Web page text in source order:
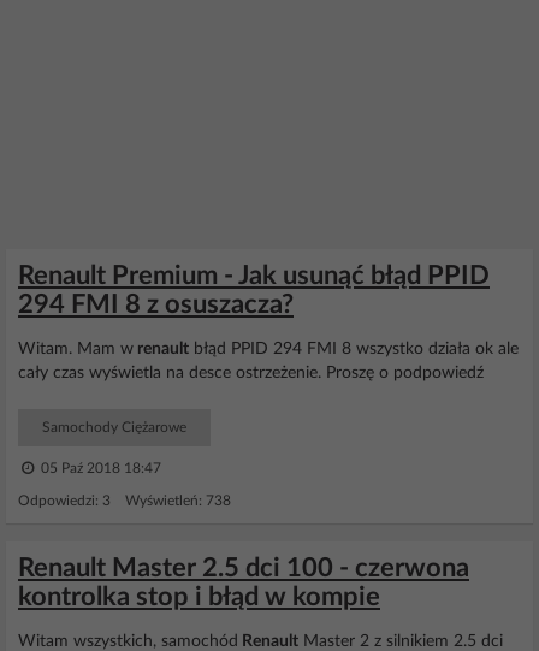
Renault Premium - Jak usunąć błąd PPID
294 FMI 8 z osuszacza?
Witam. Mam w renault błąd PPID 294 FMI 8 wszystko działa ok ale
cały czas wyświetla na desce ostrzeżenie. Proszę o podpowiedź
Samochody Ciężarowe
05 Paź 2018 18:47
Odpowiedzi: 3 Wyświetleń: 738
Renault Master 2.5 dci 100 - czerwona
kontrolka stop i błąd w kompie
Witam wszystkich, samochód Renault Master 2 z silnikiem 2.5 dci